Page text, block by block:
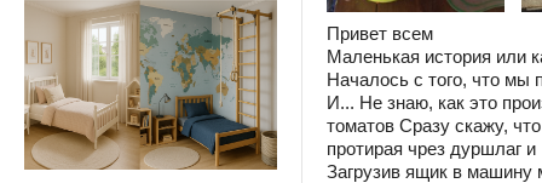
Привет всем
Маленькая история или
Началось с того, что
И... Не знаю, как это
томатов Сразу скажу,
протирая чрез дуршлаг
Загрузив ящик в машину